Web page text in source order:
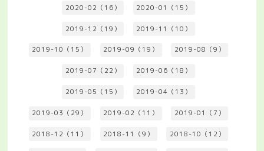
2020-02（16） 2020-01（15）
2019-12（19） 2019-11（10）
2019-10（15） 2019-09（19） 2019-08（9）
2019-07（22） 2019-06（18）
2019-05（15） 2019-04（13）
2019-03（29） 2019-02（11） 2019-01（7）
2018-12（11） 2018-11（9） 2018-10（12）